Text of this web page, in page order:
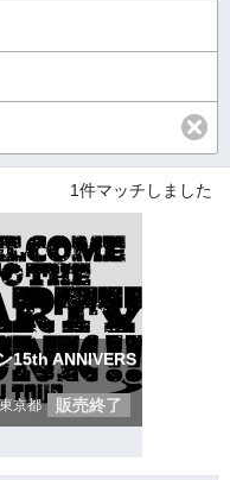
1件マッチしました
15th ANNIVERS
東京都 販売終了